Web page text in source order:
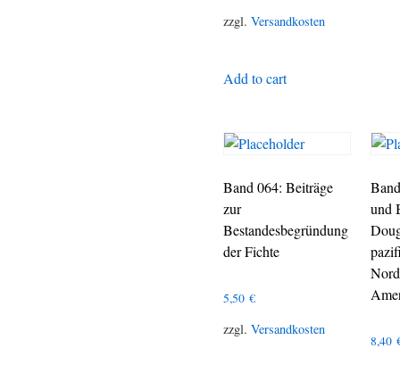
zzgl. Versandkosten
Add to cart
Band 064: Beiträge
zur
Bestandesbegründung
der Fichte
5,50 €
zzgl. Versandkosten
und
8,40